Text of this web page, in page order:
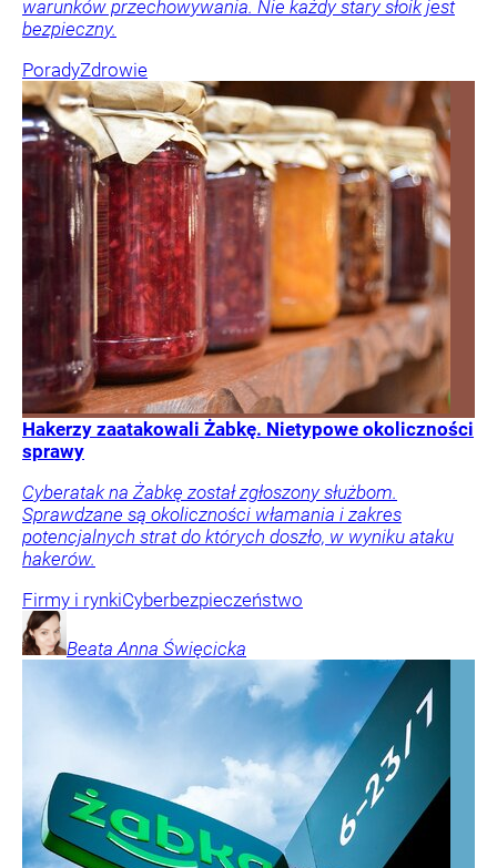
warunków przechowywania. Nie każdy stary słoik jest
bezpieczny.
PoradyZdrowie
Hakerzy zaatakowali Żabkę. Nietypowe okoliczności
sprawy
Cyberatak na Żabkę został zgłoszony służbom.
Sprawdzane są okoliczności włamania i zakres
potencjalnych strat do których doszło, w wyniku ataku
hakerów.
Firmy i rynkiCyberbezpieczeństwo
Beata Anna Święcicka